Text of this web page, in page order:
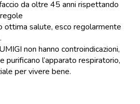
da oltre 45 anni rispettando
ottima salute, esco regolarmente
non hanno controindicazioni,
purificano l’apparato respiratorio,
per vivere bene.